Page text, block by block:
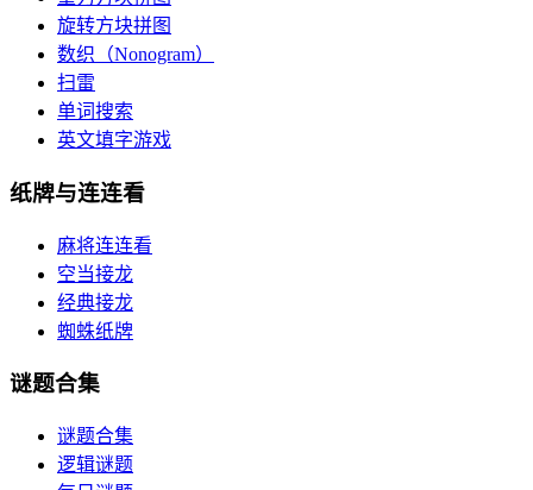
旋转方块拼图
数织（Nonogram）
扫雷
单词搜索
英文填字游戏
纸牌与连连看
麻将连连看
空当接龙
经典接龙
蜘蛛纸牌
谜题合集
谜题合集
逻辑谜题